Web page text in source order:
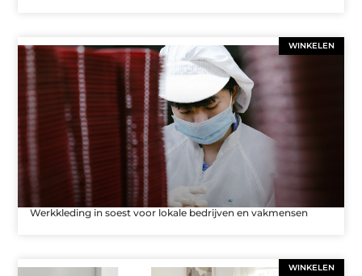
WINKELEN
Werkkleding in soest voor lokale bedrijven en vakmensen
WINKELEN